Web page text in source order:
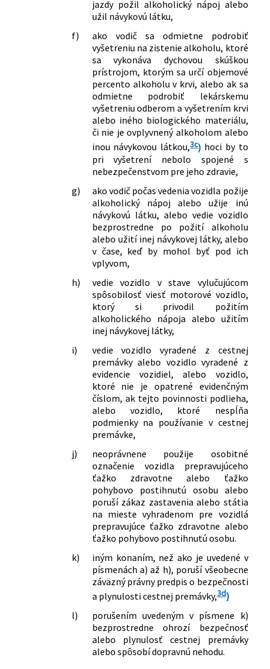
jazdy požil alkoholický nápoj alebo
užil návykovú látku,
f)
ako vodič sa odmietne podrobiť
vyšetreniu na zistenie alkoholu, ktoré
sa vykonáva dychovou skúškou
prístrojom, ktorým sa určí objemové
percento alkoholu v krvi, alebo ak sa
odmietne podrobiť lekárskemu
vyšetreniu odberom a vyšetrením krvi
alebo iného biologického materiálu,
či nie je ovplyvnený alkoholom alebo
inou návykovou látkou,3c) hoci by to
pri vyšetrení nebolo spojené s
nebezpečenstvom pre jeho zdravie,
g)
ako vodič počas vedenia vozidla požije
alkoholický nápoj alebo užije inú
návykovú látku, alebo vedie vozidlo
bezprostredne po požití alkoholu
alebo užití inej návykovej látky, alebo
v čase, keď by mohol byť pod ich
vplyvom,
h)
vedie vozidlo v stave vylučujúcom
spôsobilosť viesť motorové vozidlo,
ktorý si privodil požitím
alkoholického nápoja alebo užitím
inej návykovej látky,
i)
vedie vozidlo vyradené z cestnej
premávky alebo vozidlo vyradené z
evidencie vozidiel, alebo vozidlo,
ktoré nie je opatrené evidenčným
číslom, ak tejto povinnosti podlieha,
alebo vozidlo, ktoré nespĺňa
podmienky na používanie v cestnej
premávke,
j)
neoprávnene použije osobitné
označenie vozidla prepravujúceho
ťažko zdravotne alebo ťažko
pohybovo postihnutú osobu alebo
poruší zákaz zastavenia alebo státia
na mieste vyhradenom pre vozidlá
prepravujúce ťažko zdravotne alebo
ťažko pohybovo postihnutú osobu.
k)
iným konaním, než ako je uvedené v
písmenách a) až h), poruší všeobecne
záväzný právny predpis o bezpečnosti
a plynulosti cestnej premávky,3d)
l)
porušením uvedeným v písmene k)
bezprostredne ohrozí bezpečnosť
alebo plynulosť cestnej premávky
alebo spôsobí dopravnú nehodu.